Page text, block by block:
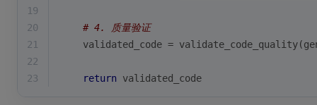
19
20
# 4. 质量验证
21
validated_code =
22
23
return validated_code